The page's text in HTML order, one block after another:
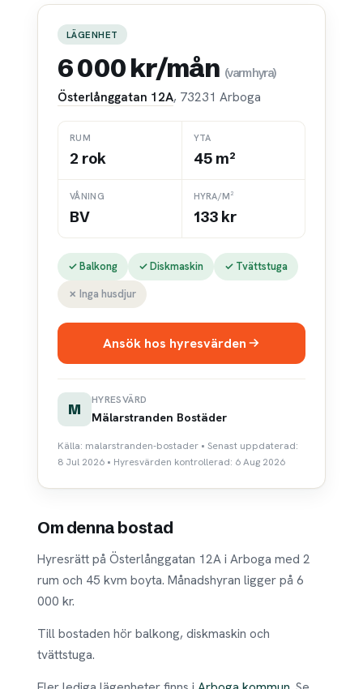
LÄGENHET
6 000 kr/mån (varmhyra)
Österlånggatan 12A, 73231 Arboga
RUM
2 rok
YTA
45 m²
VÅNING
BV
HYRA/M²
133 kr
✓ Balkong ✓ Diskmaskin
✓ Tvättstuga
✗ Inga husdjur
Ansök hos hyresvärden
M
HYRESVÄRD
Mälarstranden Bostäder
Källa: malarstranden-bostader • Senast uppdaterad:
8 Jul 2026 • Hyresvärden kontrollerad: 6 Aug 2026
Om denna bostad
Hyresrätt på Österlånggatan 12A i Arboga med 2
rum och 45 kvm boyta. Månadshyran ligger på 6
000 kr.
Till bostaden hör balkong, diskmaskin och
tvättstuga.